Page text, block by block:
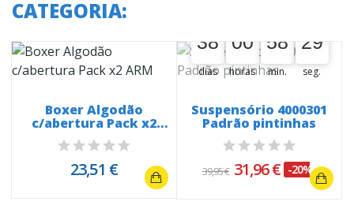
CATEGORIA:
Boxer Algodão
c/abertura Pack x2
ARM
23,51 €
38
38
00
dias
00
00
00
horas
58
58
00
min.
28
28
29
seg.
Suspensório 4000301
Padrão pintinhas
39,95 € 31,96 € -20%